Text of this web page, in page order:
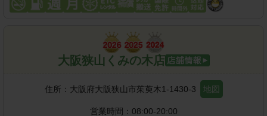
大阪狭山くみの木店
住所： 大阪府大阪狭山市茱萸木1-1430-3 地図
営業時間： 08:00-20:00